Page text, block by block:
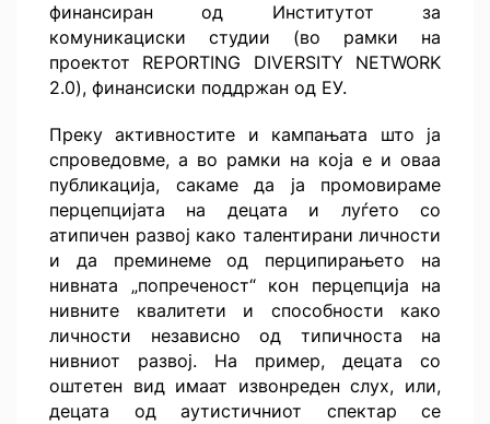
финансиран од Институтот за
комуникациски студии (во рамки на
проектот REPORTING DIVERSITY NETWORK
2.0), финансиски поддржан од ЕУ.
Преку активностите и кампањата што ја
спроведовме, а во рамки на која е и оваа
публикација, сакаме да ја промовираме
перцепцијата на децата и луѓето со
атипичен развој како талентирани личности
и да преминеме од перципирањето на
нивната „попреченост“ кон перцепција на
нивните квалитети и способности како
личности независно од типичноста на
нивниот развој. На пример, децата со
оштетен вид имаат извонреден слух, или,
децата од аутистичниот спектар се